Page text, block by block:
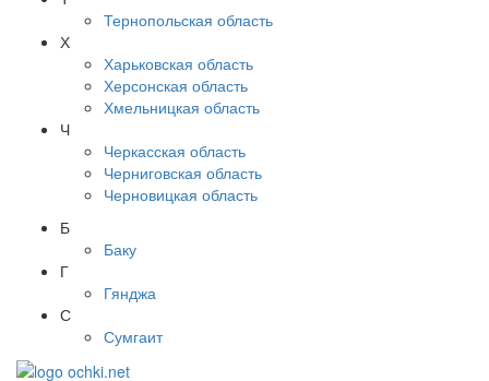
Тернопольская область
Х
Харьковская область
Херсонская область
Хмельницкая область
Ч
Черкасская область
Черниговская область
Черновицкая область
Б
Баку
Г
Гянджа
С
Сумгаит